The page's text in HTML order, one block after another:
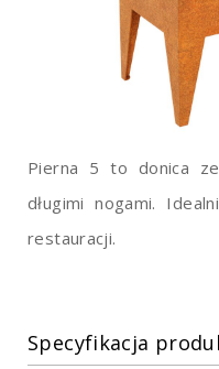
Pierna 5 to donica
długimi nogami.
restauracji.
Specyfikacja